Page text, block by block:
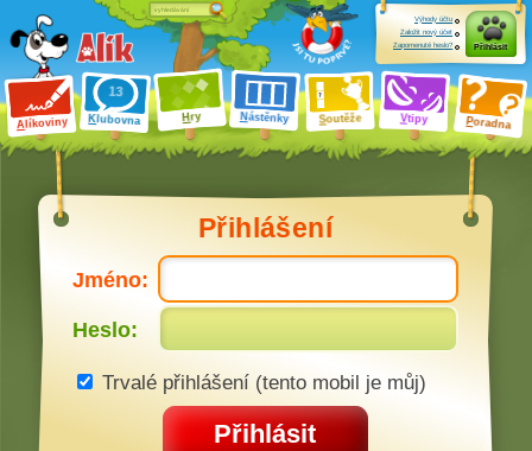
Alíkoviny Klubovna Hry Nástěnky Soutěže Vtipy Poradna
Výhody účtu
Založit nový účet
Zapomenuté heslo?
Přihlásit
Přihlášení
Jméno:
Heslo:
Trvalé přihlášení (tento mobil je můj)
Přihlásit